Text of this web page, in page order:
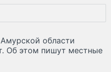
области
Об этом пишут местные